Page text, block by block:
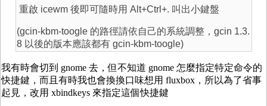
重啟 icewm 後即可隨時用 Alt+Ctrl+. 叫出小鍵盤
(gcin-kbm-toogle 的路徑請依自己的系統調整，gcin 1.3.
8 以後的版本應該都有 gcin-kbm-toogle)
我有時會切到 gnome 去，但不知道 gnome 怎麼指定特定命令的
快捷鍵，而且有時我也會換換口味想用 fluxbox，所以為了省事
起見，改用 xbindkeys 來指定這個快捷鍵